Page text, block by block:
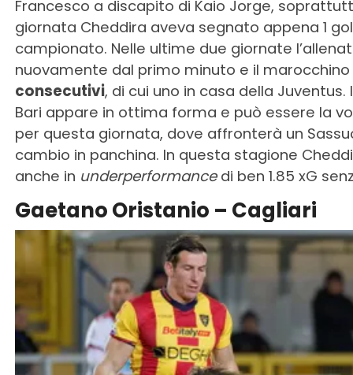
Francesco a discapito di Kaio Jorge,
giornata Cheddira aveva segnato appena 1
campionato. Nelle ultime due giornate
nuovamente dal primo minuto e il marocchino
consecutivi, di cui uno in casa della
Bari appare in ottima forma e può essere la
per questa giornata, dove affronterà un
cambio in panchina. In questa stagione
anche in underperformancedi ben 1.85 xG
Gaetano Oristanio – Cagliari